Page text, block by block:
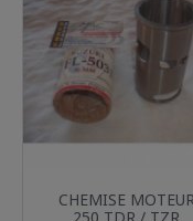
CHEMISE MOTEUR